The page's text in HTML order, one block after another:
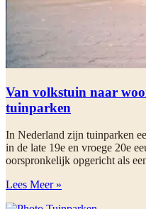
Van volkstuin naar
tuinparken
In Nederland zijn tuinparken
in de late 19e en vroege 20e
oorspronkelijk opgericht als
Lees Meer »